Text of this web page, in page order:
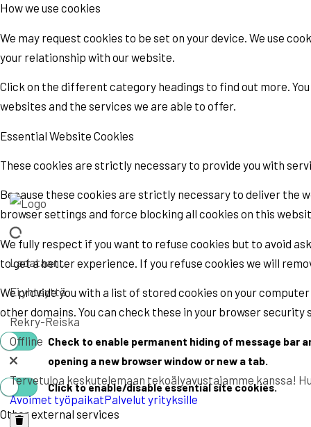
Ladataan...
Ei yhteyttä
Rekry-Reiska
Offline
Tervetuloa keskutelemaan tekoälyavustajamme kanssa!
Avoimet työpaikatPalvelut yrityksille
How we use cookies
We may request cookies to be set on your device. We use
your relationship with our website.
Click on the different category headings to find out more.
websites and the services we are able to offer.
Essential Website Cookies
These cookies are strictly necessary to provide you with
Because these cookies are strictly necessary to deliver the
browser settings and force blocking all cookies on this
We fully respect if you want to refuse cookies but to avoid
to get a better experience. If you refuse cookies we will
We provide you with a list of stored cookies on your
other domains. You can check these in your browser security
Check to enable permanent hiding of message bar
opening a new browser window or new a tab.
Click to enable/disable essential site cookies.
Other external services